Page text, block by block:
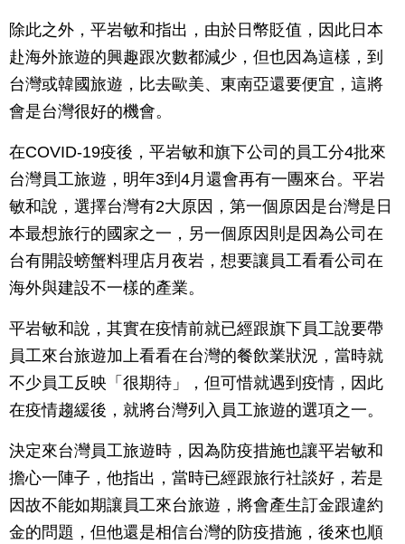
除此之外，平岩敏和指出，由於日幣貶值，因此日本
赴海外旅遊的興趣跟次數都減少，但也因為這樣，到
台灣或韓國旅遊，比去歐美、東南亞還要便宜，這將
會是台灣很好的機會。
在COVID-19疫後，平岩敏和旗下公司的員工分4批來
台灣員工旅遊，明年3到4月還會再有一團來台。平岩
敏和說，選擇台灣有2大原因，第一個原因是台灣是日
本最想旅行的國家之一，另一個原因則是因為公司在
台有開設螃蟹料理店月夜岩，想要讓員工看看公司在
海外與建設不一樣的產業。
平岩敏和說，其實在疫情前就已經跟旗下員工說要帶
員工來台旅遊加上看看在台灣的餐飲業狀況，當時就
不少員工反映「很期待」，但可惜就遇到疫情，因此
在疫情趨緩後，就將台灣列入員工旅遊的選項之一。
決定來台灣員工旅遊時，因為防疫措施也讓平岩敏和
擔心一陣子，他指出，當時已經跟旅行社談好，若是
因故不能如期讓員工來台旅遊，將會產生訂金跟違約
金的問題，但他還是相信台灣的防疫措施，後來也順